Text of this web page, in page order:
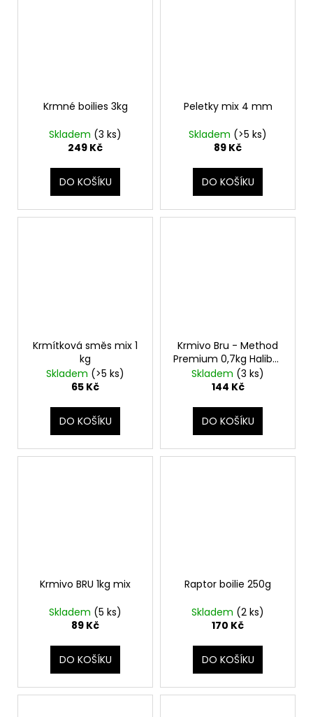
Krmné boilies 3kg
Skladem (3 ks)
249 Kč
DO KOŠÍKU
Peletky mix 4 mm
Skladem (>5 ks)
89 Kč
DO KOŠÍKU
Krmítková směs mix 1
kg
Skladem (>5 ks)
65 Kč
DO KOŠÍKU
Krmivo Bru - Method
Premium 0,7kg Halibut
Black
Skladem (3 ks)
144 Kč
DO KOŠÍKU
Krmivo BRU 1kg mix
Skladem (5 ks)
89 Kč
DO KOŠÍKU
Raptor boilie 250g
Skladem (2 ks)
170 Kč
DO KOŠÍKU